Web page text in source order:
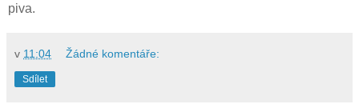
piva.
v 11:04 Žádné komentáře:
Sdílet